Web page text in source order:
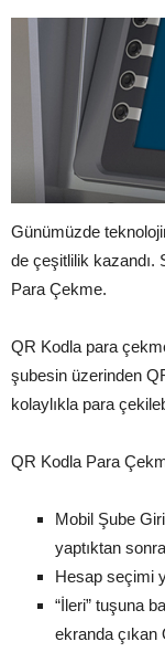
Günümüzde
de çeşitlilik kazandı.
Para Çekme.
QR Kodla para
şubesin üzerinden
kolaylıkla para
QR Kodla Para
Mobil Şube
yaptıktan
Hesap seçimi
“İleri” tuşuna
ekranda çıkan